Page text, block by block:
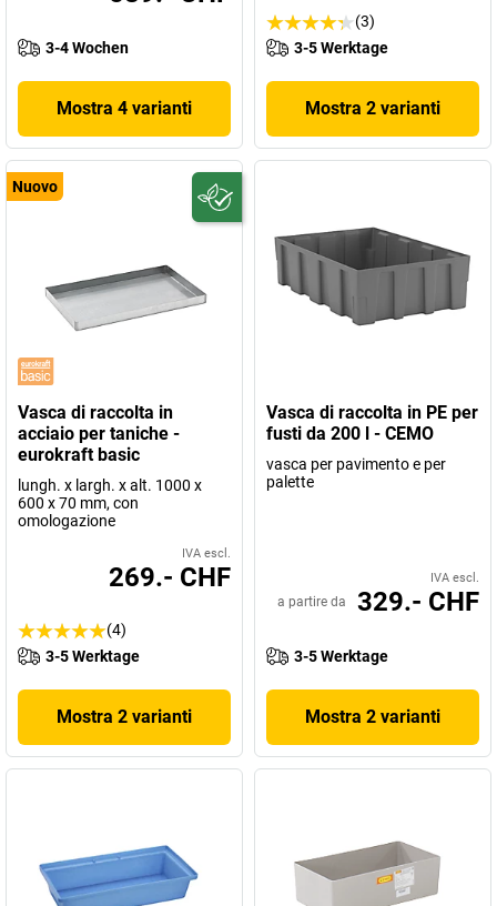
3-4 Wochen
Mostra 4 varianti
(3)
3-5 Werktage
Mostra 2 varianti
Nuovo
Vasca di raccolta in
acciaio per taniche -
eurokraft basic
lungh. x largh. x alt. 1000 x
600 x 70 mm, con
omologazione
IVA escl.
269.- CHF
(4)
3-5 Werktage
Mostra 2 varianti
Vasca di raccolta in PE per
fusti da 200 l - CEMO
vasca per pavimento e per
palette
IVA escl.
a partire da 329.- CHF
3-5 Werktage
Mostra 2 varianti